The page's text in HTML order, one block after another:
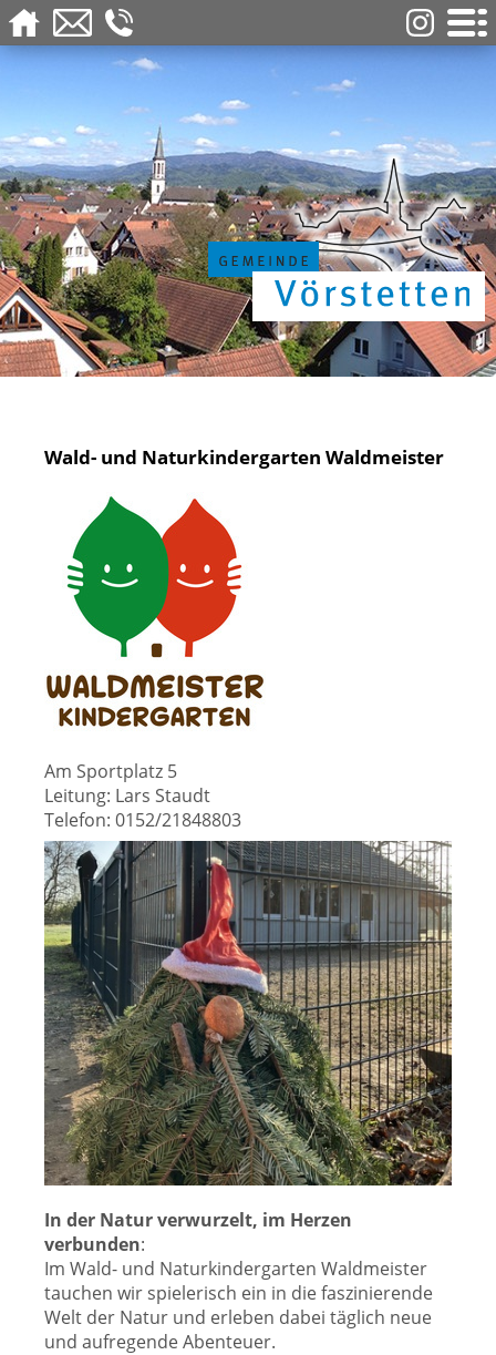
Wald- und Naturkindergarten Waldmeister
Am Sportplatz 5
Leitung: Lars Staudt
Telefon: 0152/21848803
In der Natur verwurzelt, im Herzen
verbunden:
Im Wald- und Naturkindergarten Waldmeister
tauchen wir spielerisch ein in die faszinierende
Welt der Natur und erleben dabei täglich neue
und aufregende Abenteuer.